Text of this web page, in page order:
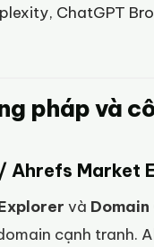
ChatGPT
pháp và
Ahrefs Market
và
cạnh tranh.